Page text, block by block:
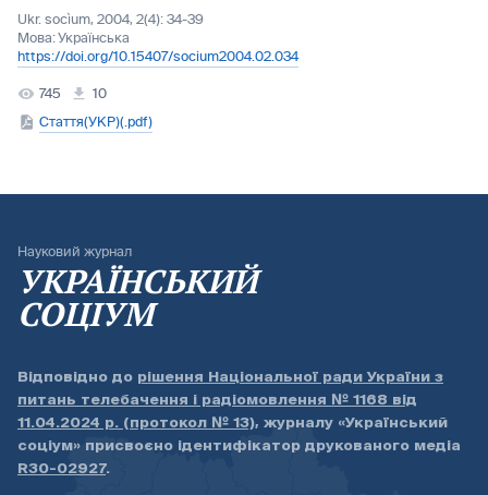
Ukr. socìum, 2004, 2(4): 34-39
Мова:Українська
https://doi.org/10.15407/socium2004.02.034
745
10
Стаття(УКР)(.pdf)
Науковий журнал
УКРАЇНСЬКИЙ
СОЦІУМ
Відповідно до рішення Національної ради України з
питань телебачення і радіомовлення № 1168 від
11.04.2024 р. (протокол № 13), журналу «Український
соціум» присвоєно ідентифікатор друкованого медіа
R30-02927.